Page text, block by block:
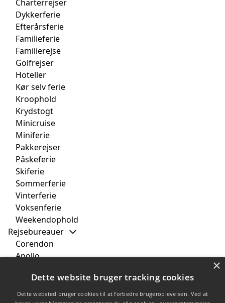
Charterrejser
Dykkerferie
Efterårsferie
Familieferie
Familierejse
Golfrejser
Hoteller
Kør selv ferie
Kroophold
Krydstogt
Minicruise
Miniferie
Pakkerejser
Påskeferie
Skiferie
Sommerferie
Vinterferie
Voksenferie
Weekendophold
Rejsebureauer
Corendon
Apollo
Primo Tours
Spies
×
Dette website bruger tracking cookies
Dette websted bruger cookies til at forbedre brugeroplevelsen. Ved at